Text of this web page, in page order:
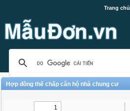
Trang chủ
Hợp đồng thế chấp căn hộ nhà chung cư